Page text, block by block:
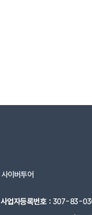
사이버투어
사업자등록번호 :307-83-